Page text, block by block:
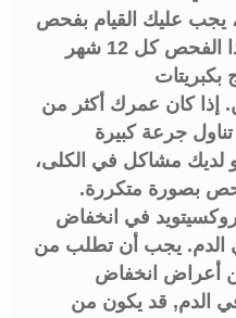
يجب عليك القيام بفحص
العين, يجب إعادة هذا الفحص كل 12 شهر
بكبريتات
إذا كان عمرك أكثر من
تناول جرعة كبيرة
لديك مشاكل في الكلى،
بصورة متكررة.
في انخفاض
الدم. يجب أن تطلب من
أعراض انخفاض
الدم, قد يكون من